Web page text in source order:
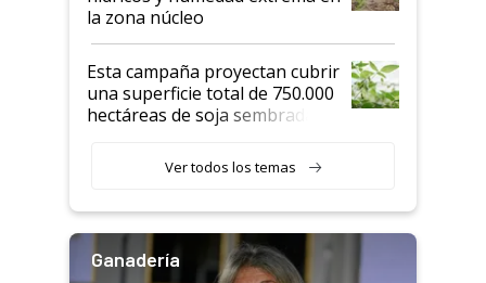
la zona núcleo
Esta campaña proyectan cubrir
una superficie total de 750.000
hectáreas de soja sembradas
variedades que marcan un
salto tecnológico en genética y
Ver todos los temas
Ganadería